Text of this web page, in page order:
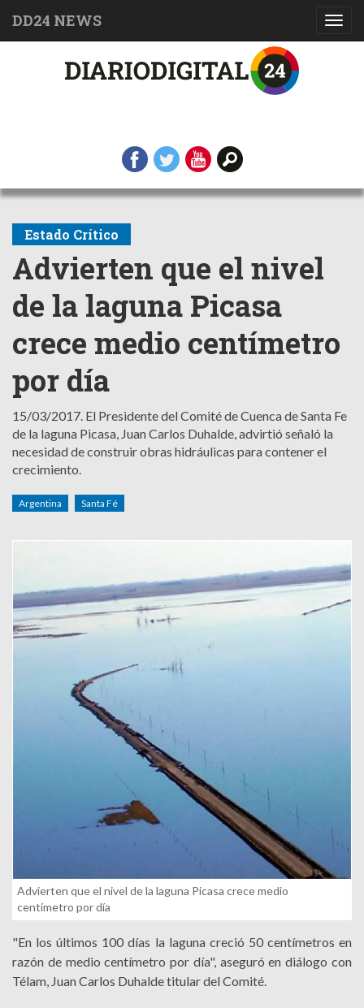
DD24 NEWS
Estado Crítico
Advierten que el nivel
de la laguna Picasa
crece medio centímetro
por día
15/03/2017. El Presidente del Comité de Cuenca de Santa Fe
de la laguna Picasa, Juan Carlos Duhalde, advirtió señaló la
necesidad de construir obras hidráulicas para contener el
crecimiento.
Argentina Santa Fé
Advierten que el nivel de la laguna Picasa crece medio
centímetro por día
"En los últimos 100 días la laguna creció 50 centímetros en
razón de medio centímetro por día", aseguró en diálogo con
Télam, Juan Carlos Duhalde titular del Comité.